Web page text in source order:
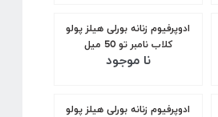
ادوپرفیوم زنانه بورلی هیلز پولو
کلاب نامبر تو 50 میل
نا موجود
ادوپرفیوم زنانه بورلی هیلز پولو